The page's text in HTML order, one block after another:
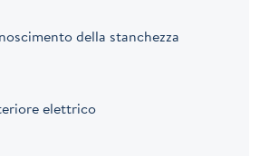
della stanchezza
elettrico